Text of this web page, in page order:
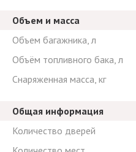
Объем и масса
Объем багажника, л
Объём топливного бака, л
Снаряженная масса, кг
Общая информация
Количество дверей